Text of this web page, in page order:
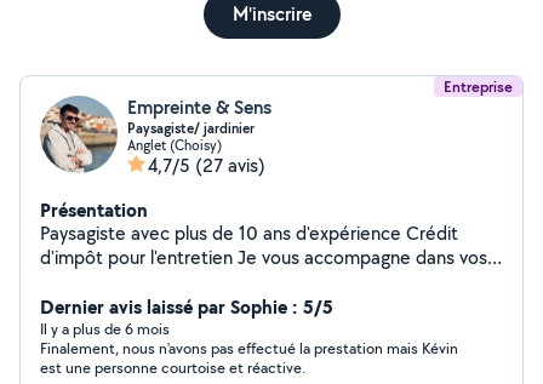
M'inscrire
Entreprise
Empreinte & Sens
Paysagiste/ jardinier
Anglet (Choisy)
4,7/5 (27 avis)
Présentation
Paysagiste avec plus de 10 ans d'expérience Crédit
d'impôt pour l'entretien Je vous accompagne dans vos
création et entretien. Faites de votre jardin un espace
unique, harmonieux et facile à vivre. Empreinte et Sens ,
créateur de jardins qui ont du sens.
Dernier avis laissé par Sophie : 5/5
Il y a plus de 6 mois
Finalement, nous n'avons pas effectué la prestation mais Kévin
est une personne courtoise et réactive.